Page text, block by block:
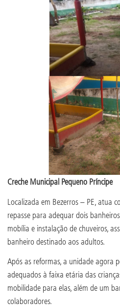
Creche Municipal Pequeno Príncipe
Localizada em Bezerros – PE, atua
repasse para adequar dois
mobília e instalação de chuveiros,
banheiro destinado aos adultos.
Após as reformas, a unidade agora
adequados à faixa etária das
mobilidade para elas, além de um
colaboradores.